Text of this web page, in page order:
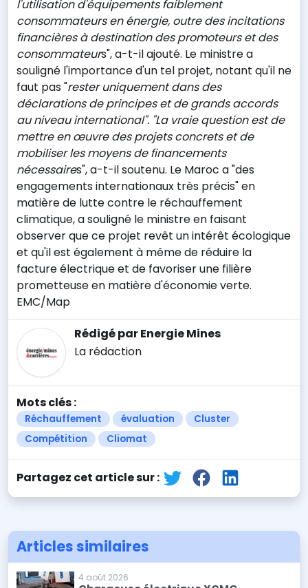
l'utilisation d'équipements faiblement
consommateurs en énergie, outre des incitations
financières à destination des promoteurs et des
consommateurs", a-t-il ajouté. Le ministre a
souligné l'importance d'un tel projet, notant qu'il ne
faut pas "rester uniquement dans des
déclarations de principes et de grands accords
au niveau international". "La vraie question est de
mettre en œuvre des projets concrets et de
mobiliser les moyens de financements
nécessaires", a-t-il soutenu. Le Maroc a "des
engagements internationaux très précis" en
matière de lutte contre le réchauffement
climatique, a souligné le ministre en faisant
observer que ce projet revêt un intérêt écologique
et qu'il est également à même de réduire la
facture électrique et de favoriser une filière
prometteuse en matière d'économie verte.
EMC/Map
Rédigé par Energie Mines
La rédaction
Mots clés :
Réchauffement évaluation
Cluster
Compétition
Cliomat
Partagez cet article sur :
Articles similaires
4 août 2026